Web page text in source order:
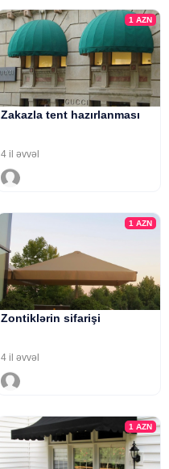
1 AZN
Zakazla tent hazırlanması
4 il əvvəl
1 AZN
Zontiklərin sifarişi
4 il əvvəl
1 AZN